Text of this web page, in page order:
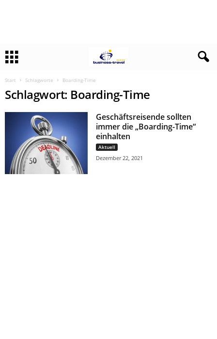
Start Schlagworte Boarding-Time
Schlagwort: Boarding-Time
Geschäftsreisende sollten
immer die „Boarding-Time“
einhalten
Aktuell
Dezember 22, 2021